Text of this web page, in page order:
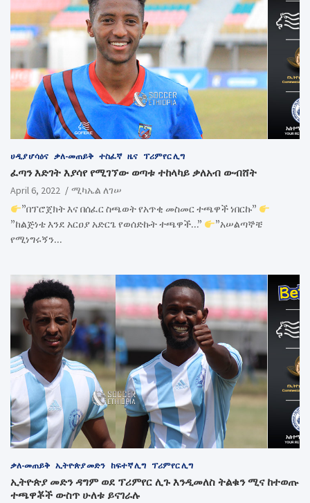
ሀዲያ ሆሳዕና ቃለ-መጠይቅ ተስፈኛ ዜና ፕሪምየር ሊግ
ፈጣን እድገት እያሳየ የሚገኘው ወጣቱ ተከላካይ ቃለአብ ውብሸት
April 6, 2022
ሚካኤል ለገሠ
”በፕሮጀክት እና በሰፈር ስጫወት የአጥቂ መስመር ተጫዋች ነበርኩ”
”ከልጅነቴ እንደ አርዐያ አድርጌ የወሰድኩት ተጫዋች…”
”አሠልጣኞቼ
የሚነግሩኝን…
ቃለ-መጠይቅ ኢትዮጵያ መድን ከፍተኛ ሊግ ፕሪምየር ሊግ
ኢትዮጵያ መድን ዳግም ወደ ፕሪምየር ሊጉ እንዲመለስ ትልቁን ሚና ከተወጡ
ተጫዋቾች ውስጥ ሁለቱ ይናገራሉ